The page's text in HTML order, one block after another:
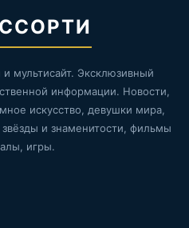
мультисайт. Эксклюзивный
информации. Новости,
искусство, девушки мира,
и знаменитости, фильмы
игры.